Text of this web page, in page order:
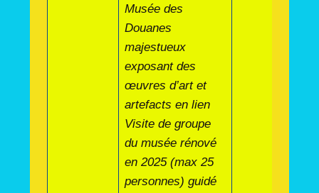
Musée des
Douanes
majestueux
exposant des
œuvres d’art et
artefacts en lien
Visite de groupe
du musée rénové
en 2025 (max 25
personnes) guidé